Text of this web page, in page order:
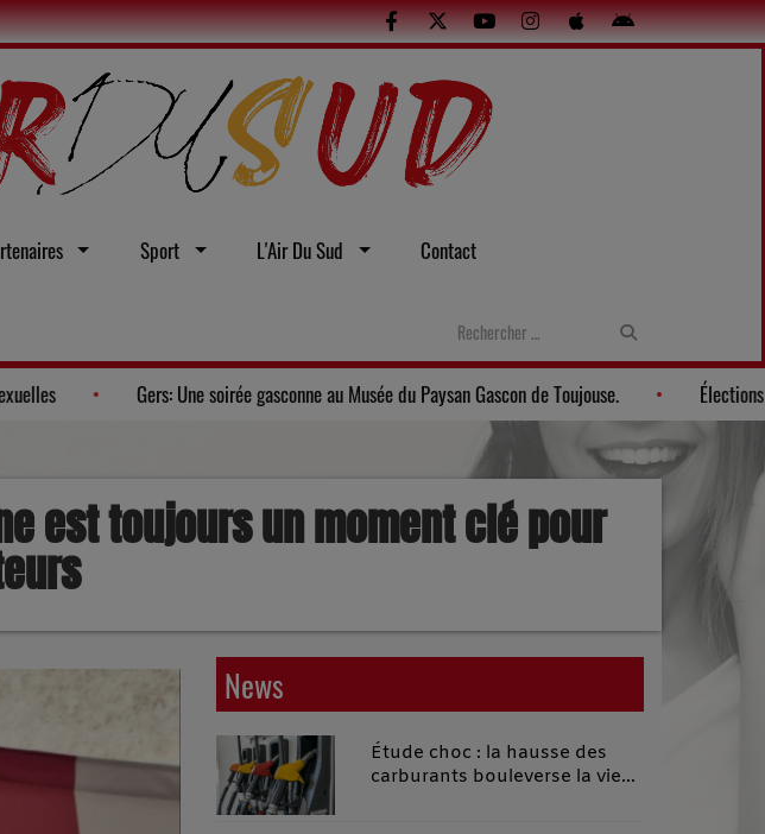
Sport L'Air Du Sud Contact
contre les violences sexistes et sexuelles Gers: Une soirée gasconne au Musée du Paysan
est toujours un moment clé pour
News
Étude choc : la hausse des
carburants bouleverse la vie